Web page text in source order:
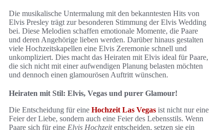
Die musikalische Untermalung mit den bekanntesten Hits von
Elvis Presley trägt zur besonderen Stimmung der Elvis Wedding
bei. Diese Melodien schaffen emotionale Momente, die Paare
und deren Angehörige lieben werden. Darüber hinaus gestalten
viele Hochzeitskapellen eine Elvis Zeremonie schnell und
unkompliziert. Dies macht das Heiraten mit Elvis ideal für Paare,
die sich nicht mit einer aufwendigen Planung belasten möchten
und dennoch einen glamourösen Auftritt wünschen.
Heiraten mit Stil: Elvis, Vegas und purer Glamour!
Die Entscheidung für eine Hochzeit Las Vegas ist nicht nur eine
Feier der Liebe, sondern auch eine Feier des Lebensstils. Wenn
Paare sich für eine Elvis Hochzeitentscheiden, setzen sie ein